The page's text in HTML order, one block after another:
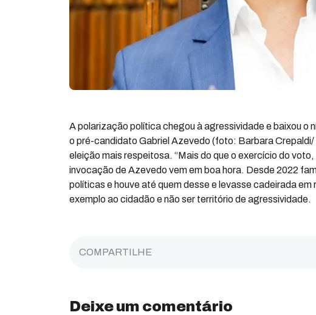
A polarização política chegou à agressividade e baixou o
o pré-candidato Gabriel Azevedo (foto: Barbara
eleição mais respeitosa. “Mais do que o exercício do
invocação de Azevedo vem em boa hora. Desde 2022
políticas e houve até quem desse e levasse cadeirada
exemplo ao cidadão e não ser território de agressividade.
COMPARTILHE
Deixe um comentário